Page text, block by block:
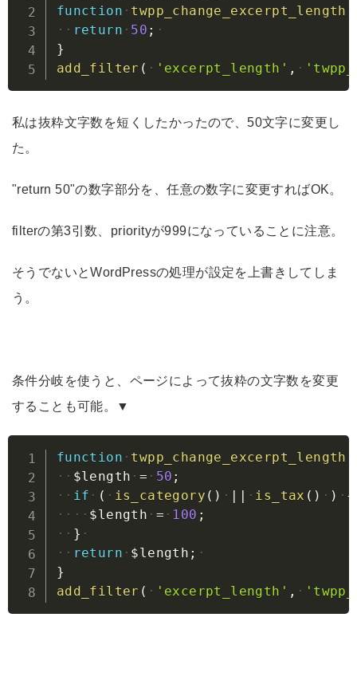
function
twpp_change_excerpt_length
return
50 ;
}
add_filter ( 'excerpt_length' ,
私は抜粋文字数を短くしたかったので、50文字に変更し
た。
"return 50"の数字部分を、任意の数字に変更すればOK。
filterの第3引数、priorityが999になっていることに注意。
そうでないとWordPressの処理が設定を上書きしてしま
う。
条件分岐を使うと、ページによって抜粋の文字数を変更
することも可能。▼
function twpp_change_excerpt_length
$length
= 50 ;
if
( is_category ( ) || is_tax ( ) )
{
$length
= 100 ;
}
return
$length ;
}
add_filter ( 'excerpt_length' ,
Copy